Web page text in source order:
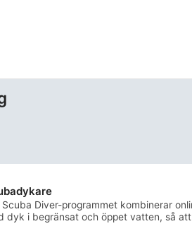
Scuba Diver-programmet kombinerar
dyk i begränsat och öppet vatten, så